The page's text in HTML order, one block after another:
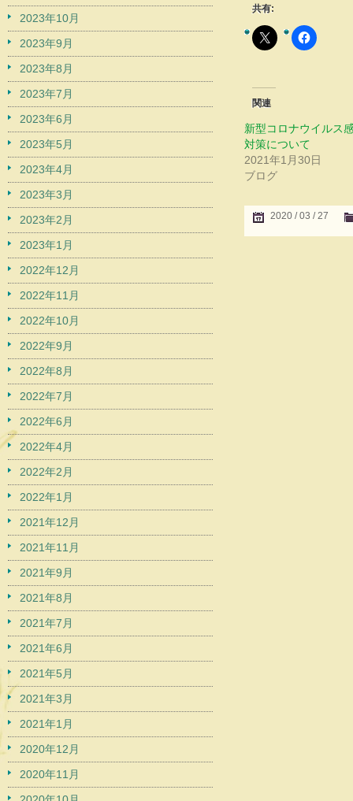
共有:
関連
新型コロナウイルス
対策について
2021年1月30日
ブログ
2020 / 03 / 27
2023年10月
2023年9月
2023年8月
2023年7月
2023年6月
2023年5月
2023年4月
2023年3月
2023年2月
2023年1月
2022年12月
2022年11月
2022年10月
2022年9月
2022年8月
2022年7月
2022年6月
2022年4月
2022年2月
2022年1月
2021年12月
2021年11月
2021年9月
2021年8月
2021年7月
2021年6月
2021年5月
2021年3月
2021年1月
2020年12月
2020年11月